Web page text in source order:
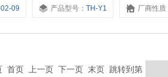
的研究和应用提供重要数据支持。
09 产品型号：TH-Y1 厂商性质
首页 上一页 下一页 末页 跳转到第